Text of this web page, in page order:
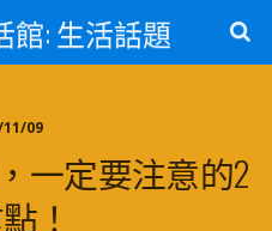
館: 生活話題
11/09
一定要注意的2
！